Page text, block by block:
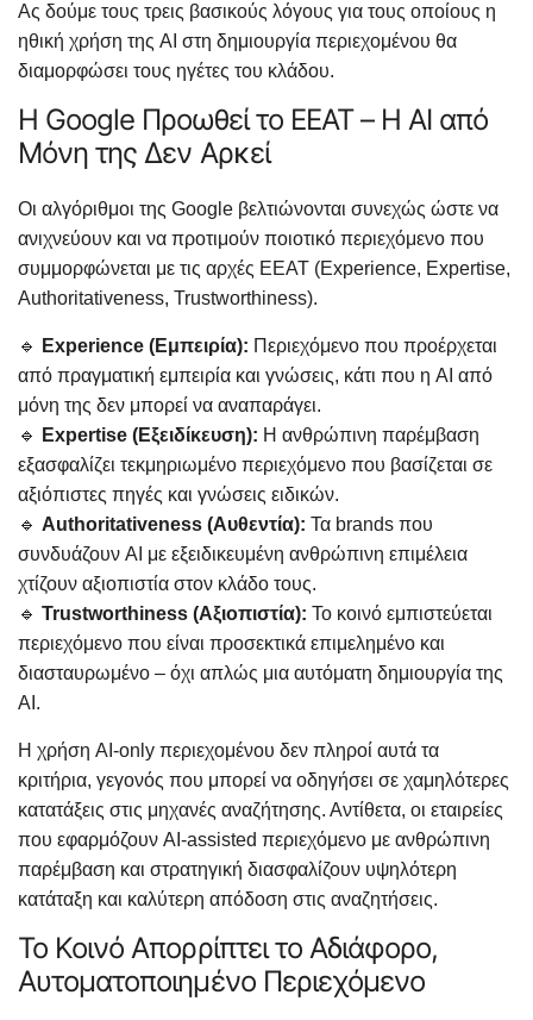
Ας δούμε τους τρεις βασικούς λόγους για τους οποίους η
ηθική χρήση της AI στη δημιουργία περιεχομένου θα
διαμορφώσει τους ηγέτες του κλάδου.
Η Google Προωθεί το EEAT – Η AI από
Μόνη της Δεν Αρκεί
Οι αλγόριθμοι της Google βελτιώνονται συνεχώς ώστε να
ανιχνεύουν και να προτιμούν ποιοτικό περιεχόμενο που
συμμορφώνεται με τις αρχές EEAT (Experience, Expertise,
Authoritativeness, Trustworthiness).
🔹 Experience (Εμπειρία): Περιεχόμενο που προέρχεται
από πραγματική εμπειρία και γνώσεις, κάτι που η AI από
μόνη της δεν μπορεί να αναπαράγει.
🔹
Expertise (Εξειδίκευση): Η ανθρώπινη παρέμβαση
εξασφαλίζει τεκμηριωμένο περιεχόμενο που βασίζεται σε
αξιόπιστες πηγές και γνώσεις ειδικών.
🔹 Authoritativeness (Αυθεντία): Τα brands που
συνδυάζουν AI με εξειδικευμένη ανθρώπινη επιμέλεια
χτίζουν αξιοπιστία στον κλάδο τους.
🔹 Trustworthiness (Αξιοπιστία): Το κοινό εμπιστεύεται
περιεχόμενο που είναι προσεκτικά επιμελημένο και
διασταυρωμένο – όχι απλώς μια αυτόματη δημιουργία της
AI.
Η χρήση AI-only περιεχομένου δεν πληροί αυτά τα
κριτήρια, γεγονός που μπορεί να οδηγήσει σε χαμηλότερες
κατατάξεις στις μηχανές αναζήτησης. Αντίθετα, οι εταιρείες
που εφαρμόζουν AI-assisted περιεχόμενο με ανθρώπινη
παρέμβαση και στρατηγική διασφαλίζουν υψηλότερη
κατάταξη και καλύτερη απόδοση στις αναζητήσεις.
Το Κοινό Απορρίπτει το Αδιάφορο,
Αυτοματοποιημένο Περιεχόμενο